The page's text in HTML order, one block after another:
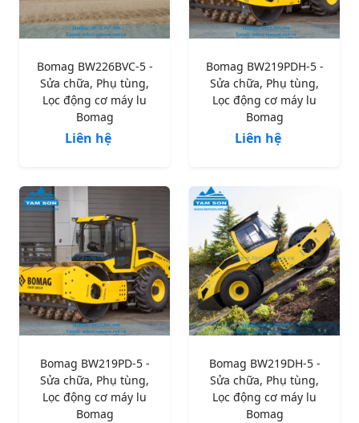
Bomag BW226BVC-5 -
Sửa chữa, Phụ tùng,
Lọc động cơ máy lu
Bomag
Liên hệ
Bomag BW219PDH-5 -
Sửa chữa, Phụ tùng,
Lọc động cơ máy lu
Bomag
Liên hệ
Bomag BW219PD-5 -
Sửa chữa, Phụ tùng,
Lọc động cơ máy lu
Bomag
Bomag BW219DH-5 -
Sửa chữa, Phụ tùng,
Lọc động cơ máy lu
Bomag